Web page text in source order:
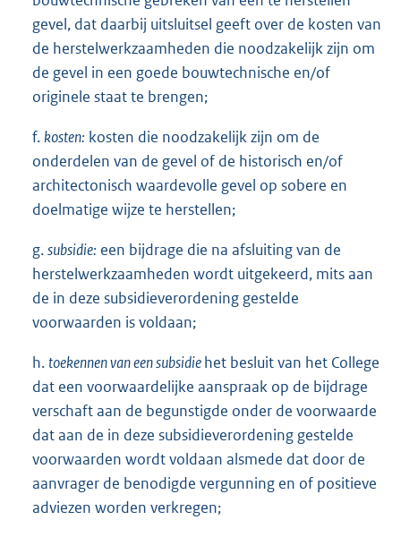
gevel, dat daarbij uitsluitsel geeft over de kosten van
de herstelwerkzaamheden die noodzakelijk zijn om
de gevel in een goede bouwtechnische en/of
originele staat te brengen;
f. kosten: kosten die noodzakelijk zijn om de
onderdelen van de gevel of de historisch en/of
architectonisch waardevolle gevel op sobere en
doelmatige wijze te herstellen;
g.subsidie: een bijdrage die na afsluiting van de
herstelwerkzaamheden wordt uitgekeerd, mits aan
de in deze subsidieverordening gestelde
voorwaarden is voldaan;
h.toekennen van een subsidiehet besluit van het College
dat een voorwaardelijke aanspraak op de bijdrage
verschaft aan de begunstigde onder de voorwaarde
dat aan de in deze subsidieverordening gestelde
voorwaarden wordt voldaan alsmede dat door de
aanvrager de benodigde vergunning en of positieve
adviezen worden verkregen;